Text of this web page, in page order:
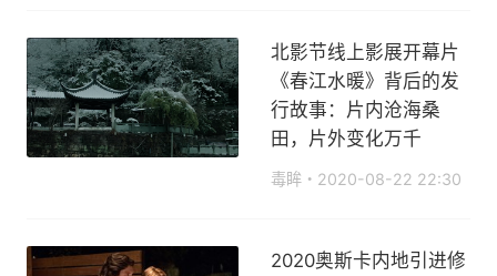
北影节线上影展开幕片
《春江水暖》背后的发
行故事：片内沧海桑
田，片外变化万千
毒眸 2020-08-22 22:30
2020奥斯卡内地引进修